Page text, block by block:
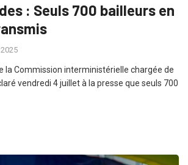
: Seuls 700 bailleurs en
la Commission interministérielle chargée de
vendredi 4 juillet à la presse que seuls 700